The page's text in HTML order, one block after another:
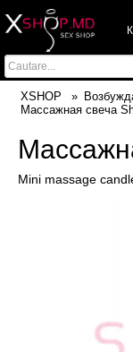
XSHOP
Массажная свеча
Mini massage